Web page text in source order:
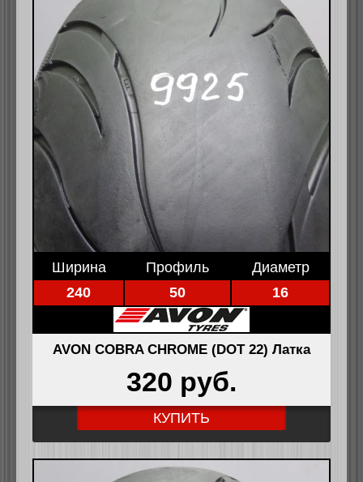
Ширина
240
Профиль
50
Диаметр
16
AVON COBRA CHROME (DOT 22) Латка
320 pуб.
КУПИТЬ